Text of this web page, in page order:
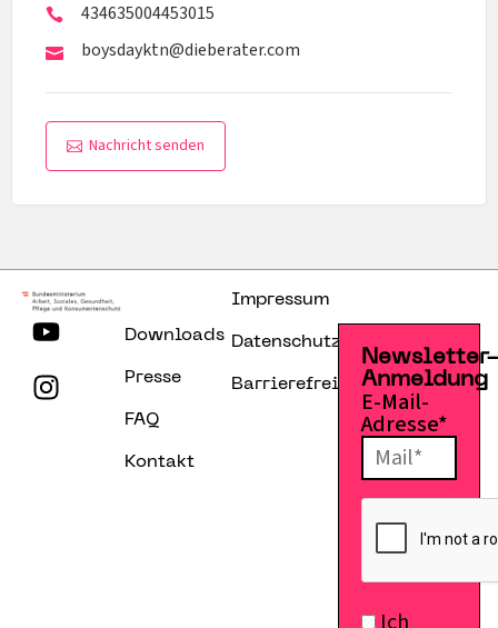
434635004453015
boysdayktn@dieberater.com
Nachricht senden
Downloads
Presse
FAQ
Kontakt
Impressum
Datenschutzerklärung
Barrierefreiheitserklärung
Anmeldung
E-Mail-
Adresse*